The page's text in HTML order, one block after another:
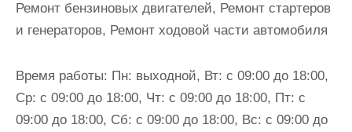
Ремонт бензиновых двигателей, Ремонт стартеров
и генераторов, Ремонт ходовой части автомобиля
Время работы: Пн: выходной, Вт: с 09:00 до 18:00,
Ср: с 09:00 до 18:00, Чт: с 09:00 до 18:00, Пт: с
09:00 до 18:00, Сб: с 09:00 до 18:00, Вс: с 09:00 до